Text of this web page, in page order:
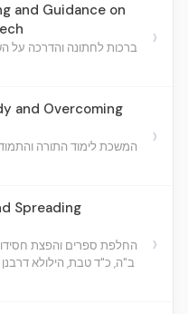
and Guidance on
ברכות לחתונה והדרכה
›
and Overcoming
המשכת לימוד התורה
›
Spreading
החלפת ספרים והפצת
ב"ה, כ"ד טבת, הילולא דרבנן
›